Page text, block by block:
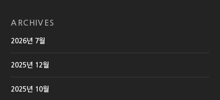
ARCHIVES
2026년 7월
2025년 12월
2025년 10월